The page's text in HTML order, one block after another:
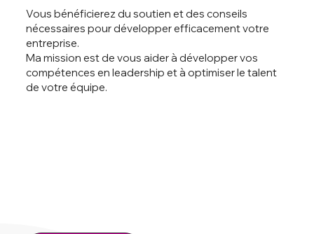
Vous bénéficierez du soutien et des conseils
nécessaires pour développer efficacement votre
entreprise.
Ma mission est de vous aider à développer vos
compétences en leadership et à optimiser le talent
de votre équipe.